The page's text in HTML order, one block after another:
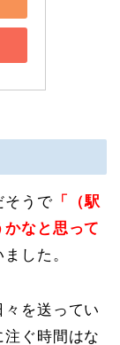
そうで「（駅
なと思って
した。
を送ってい
ぐ時間はな